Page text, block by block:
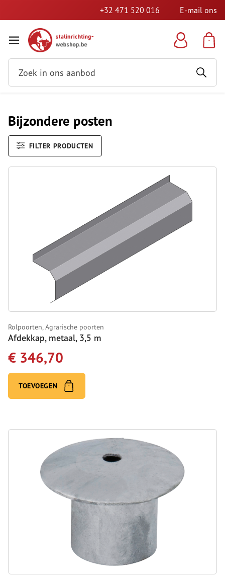
+32 471 520 016 E-mail ons
Bijzondere posten
FILTER PRODUCTEN
Rolpoorten, Agrarische poorten
Afdekkap, metaal, 3,5 m
€ 346,70
TOEVOEGEN